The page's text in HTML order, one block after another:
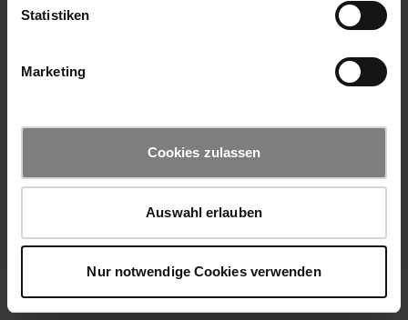
Statistiken
Marketing
Cookies zulassen
Auswahl erlauben
Nur notwendige Cookies verwenden